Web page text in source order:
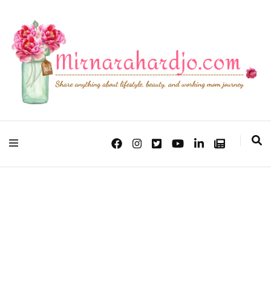
Mirna Rahardjo
Lifestyle, Beauty & Working Mom Journey